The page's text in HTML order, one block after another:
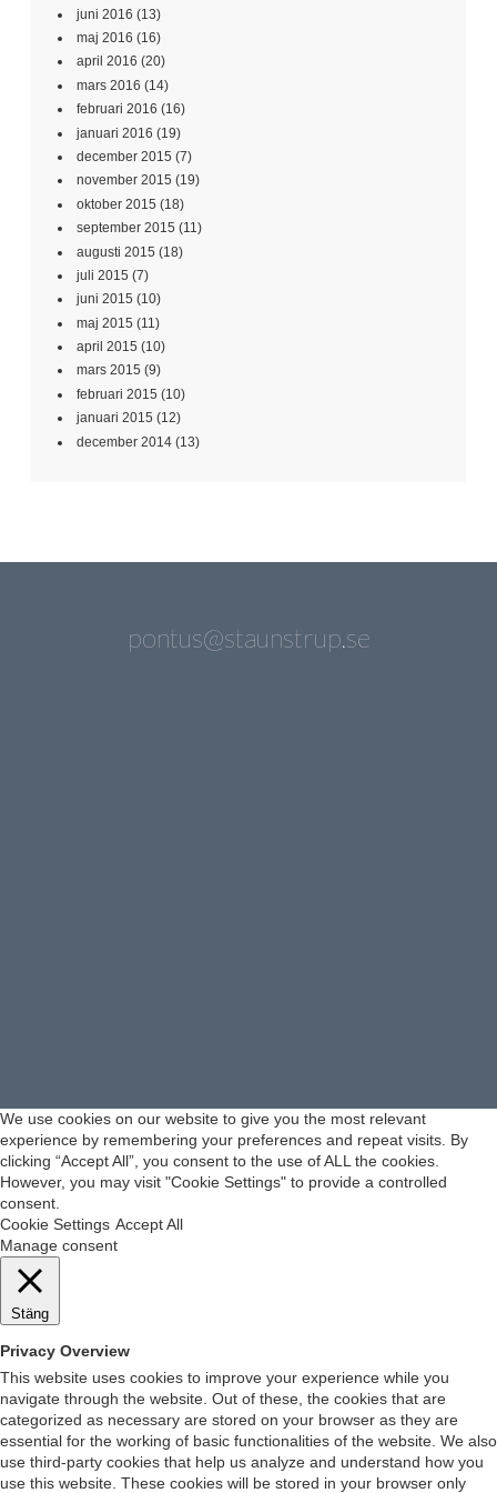
juni 2016 (13)
maj 2016 (16)
april 2016 (20)
mars 2016 (14)
februari 2016 (16)
januari 2016 (19)
december 2015 (7)
november 2015 (19)
oktober 2015 (18)
september 2015 (11)
augusti 2015 (18)
juli 2015 (7)
juni 2015 (10)
maj 2015 (11)
april 2015 (10)
mars 2015 (9)
februari 2015 (10)
januari 2015 (12)
december 2014 (13)
pontus@staunstrup.se
We use cookies on our website to give you the most relevant
experience by remembering your preferences and repeat visits. By
clicking “Accept All”, you consent to the use of ALL the cookies.
However, you may visit "Cookie Settings" to provide a controlled
consent.
Cookie Settings Accept All
Manage consent
Stäng
Privacy Overview
This website uses cookies to improve your experience while you
navigate through the website. Out of these, the cookies that are
categorized as necessary are stored on your browser as they are
essential for the working of basic functionalities of the website. We also
use third-party cookies that help us analyze and understand how you
use this website. These cookies will be stored in your browser only